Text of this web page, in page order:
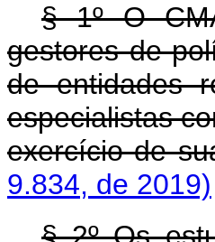
§ 1º O
gestores de
de entidades
especialistas
exercício de
9.834, de 2019)